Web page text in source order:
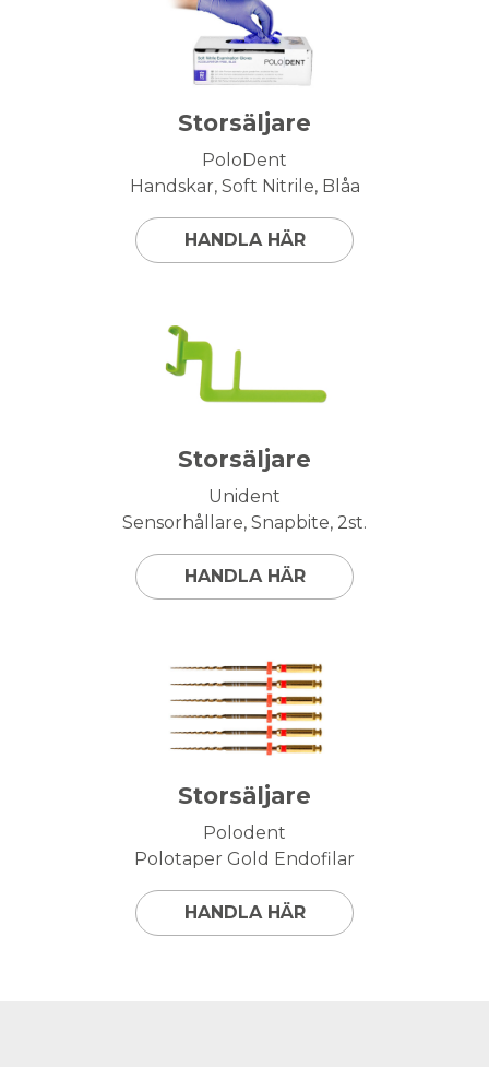
Storsäljare
PoloDent
Handskar, Soft Nitrile, Blåa
HANDLA HÄR
Storsäljare
Unident
Sensorhållare, Snapbite, 2st.
HANDLA HÄR
Storsäljare
Polodent
Polotaper Gold Endofilar
HANDLA HÄR